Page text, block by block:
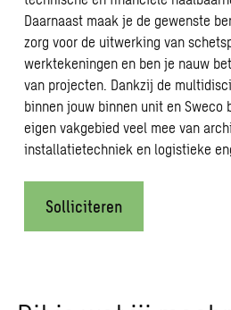
Daarnaast maak je de gewenste
zorg voor de uitwerking van
werktekeningen en ben je nauw
van projecten. Dankzij de
binnen jouw binnen unit en Sweco
eigen vakgebied veel mee van
installatietechniek en logistieke
Solliciteren